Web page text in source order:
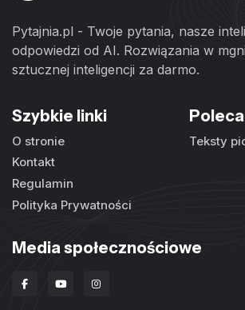
Pytajnia.pl - Twoje pytania, nasze
odpowiedzi od AI. Rozwiązania w
sztucznej inteligencji za darmo.
Szybkie linki
O stronie
Kontakt
Regulamin
Polityka Prywatności
Teksty
Media społecznościowe